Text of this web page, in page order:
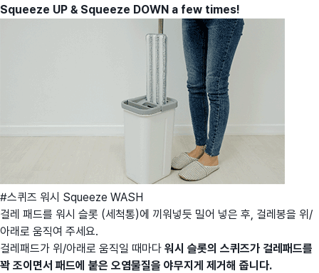
Squeeze UP & Squeeze DOWN a few times!
#스퀴즈 워시 Squeeze WASH
걸레 패드를 워시 슬롯 (세척통)에 끼워넣듯 밀어 넣은 후, 걸레봉을 위/
아래로 움직여 주세요.
걸레패드가 위/아래로 움직일 때마다 워시 슬롯의 스퀴즈가 걸레패드를
꽉 조이면서 패드에 붙은 오염물질을 야무지게 제거해 줍니다.